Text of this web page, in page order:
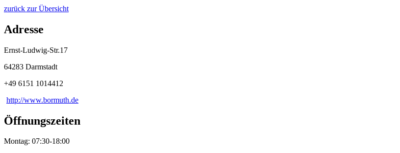
zurück zur Übersicht
Adresse
Ernst-Ludwig-Str.17
64283 Darmstadt
+49 6151 1014412
http://www.bormuth.de
Öffnungszeiten
Montag: 07:30-18:00